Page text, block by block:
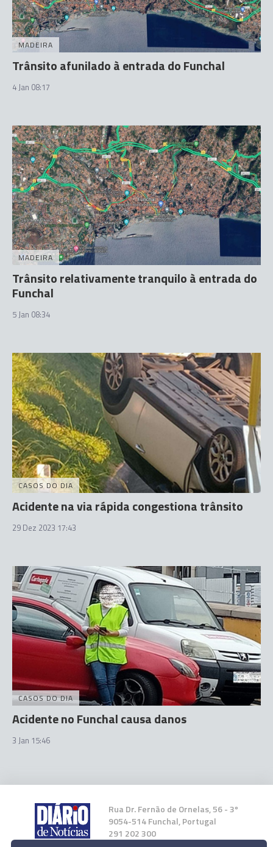
MADEIRA
Trânsito afunilado à entrada do Funchal
4 Jan 08:17
MADEIRA
Trânsito relativamente tranquilo à entrada do
Funchal
5 Jan 08:34
CASOS DO DIA
Acidente na via rápida congestiona trânsito
29 Dez 2023 17:43
CASOS DO DIA
Acidente no Funchal causa danos
3 Jan 15:46
Rua Dr. Fernão de Ornelas, 56 - 3º
9054-514 Funchal, Portugal
291 202 300